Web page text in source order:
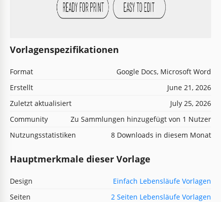
Vorlagenspezifikationen
Format
Google Docs, Microsoft Word
Erstellt
June 21, 2026
Zuletzt aktualisiert
July 25, 2026
Community
Zu Sammlungen hinzugefügt von 1 Nutzer
Nutzungsstatistiken
8 Downloads in diesem Monat
Hauptmerkmale dieser Vorlage
Design
Einfach Lebensläufe Vorlagen
Seiten
2 Seiten Lebensläufe Vorlagen